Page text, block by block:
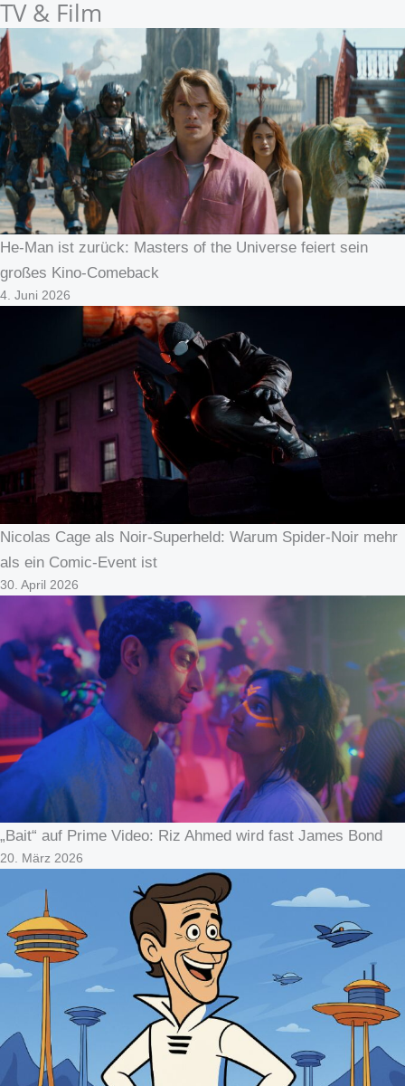
TV & Film
He-Man ist zurück: Masters of the Universe feiert sein
großes Kino-Comeback
4. Juni 2026
Nicolas Cage als Noir-Superheld: Warum Spider-Noir mehr
als ein Comic-Event ist
30. April 2026
„Bait“ auf Prime Video: Riz Ahmed wird fast James Bond
20. März 2026